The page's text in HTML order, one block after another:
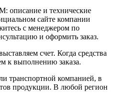
описание и технические
сайте компании
с менеджером по
и оформить заказ.
счет. Когда средства
к выполнению заказа.
транспортной компанией, в
продукции. В любой регион